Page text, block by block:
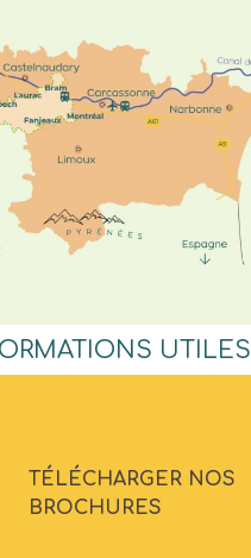
UTILES
TÉLÉCHARGER NOS
BROCHURES